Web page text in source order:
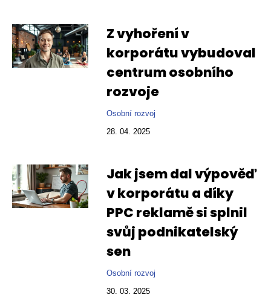
Z vyhoření v
korporátu vybudoval
centrum osobního
rozvoje
Osobní rozvoj
28. 04. 2025
Jak jsem dal výpověď
v korporátu a díky
PPC reklamě si splnil
svůj podnikatelský
sen
Osobní rozvoj
30. 03. 2025